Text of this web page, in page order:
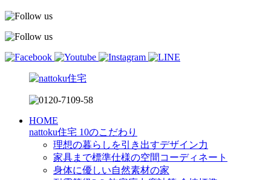
HOME
nattoku住宅 10のこだわり
理想の暮らしを引き出すデザイン力
家具まで標準仕様の空間コーディネート
身体に優しい自然素材の家